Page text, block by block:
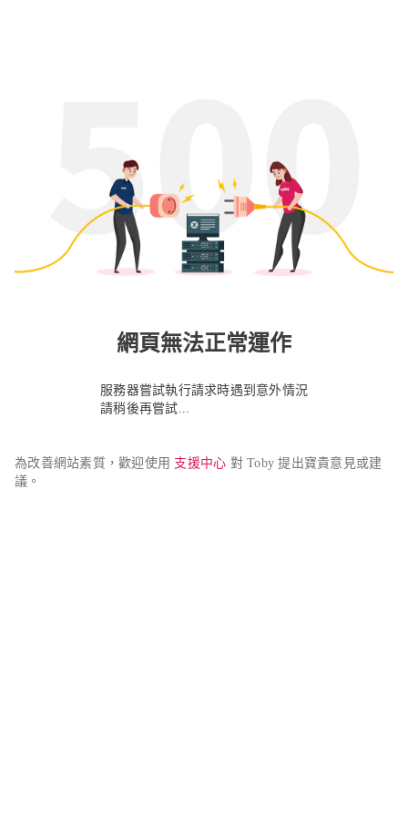
網頁無法正常運作
服務器嘗試執行請求時遇到意外情況
請稍後再嘗試...
為改善網站素質，歡迎使用 支援中心 對 Toby 提出寶貴意見或建
議。